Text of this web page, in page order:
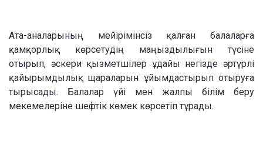
Ата-аналарының мейірімінсіз қалған балаларға
қамқорлық көрсетудің маңыздылығын түсіне
отырып, әскери қызметшілер ұдайы негізде әртүрлі
қайырымдылық щараларын ұйымдастырып отыруға
тырысады. Балалар үйі мен жалпы білім беру
мекемелеріне шефтік көмек көрсетіп тұрады.